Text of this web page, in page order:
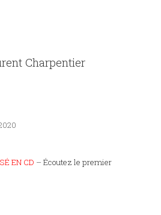
Charpentier
EN CD – Écoutez le premier